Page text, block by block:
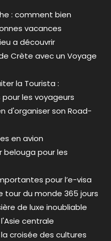
: comment bien
vacances
a découvrir
Crète avec un Voyage
la Tourista :
les voyageurs
d'organiser son Road-
en avion
belouga pour les
pour l’e-visa
tour du monde 365 jours
de luxe inoubliable
centrale
croisée des cultures